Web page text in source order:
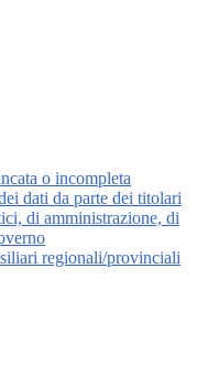
o incompleta
dati da parte dei titolari
di amministrazione, di
regionali/provinciali